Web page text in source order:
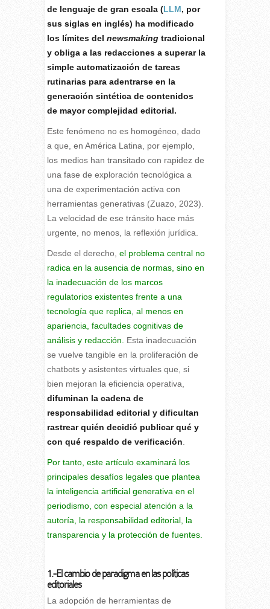
de lenguaje de gran escala (LLM, por
sus siglas en inglés) ha modificado
los límites del newsmakingtradicional
y obliga a las redacciones a superar la
simple automatización de tareas
rutinarias para adentrarse en la
generación sintética de contenidos
de mayor complejidad editorial.
Este fenómeno no es homogéneo, dado
a que, en América Latina, por ejemplo,
los medios han transitado con rapidez de
una fase de exploración tecnológica a
una de experimentación activa con
herramientas generativas (Zuazo, 2023).
La velocidad de ese tránsito hace más
urgente, no menos, la reflexión jurídica.
Desde el derecho, el problema central no
radica en la ausencia de normas, sino en
la inadecuación de los marcos
regulatorios existentes frente a una
tecnología que replica, al menos en
apariencia, facultades cognitivas de
análisis y redacción.
Esta inadecuación
se vuelve tangible en la proliferación de
chatbots y asistentes virtuales que, si
bien mejoran la eficiencia operativa,
difuminan la cadena de
responsabilidad editorial y dificultan
rastrear quién decidió publicar qué y
con qué respaldo de verificación
Por tanto, este artículo examinará los
principales desafíos legales que plantea
la inteligencia artificial generativa en el
periodismo, con especial atención a la
autoría, la responsabilidad editorial, la
transparencia y la protección de fuentes.
1.-El cambio de paradigma en las políticas
editoriales
La adopción de herramientas de